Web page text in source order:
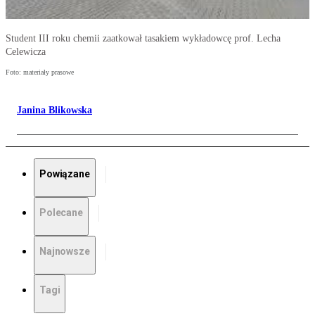
Student III roku chemii zaatkował tasakiem wykładowcę prof. Lecha
Celewicza
Foto: materiały prasowe
Janina Blikowska
Powiązane
Polecane
Najnowsze
Tagi